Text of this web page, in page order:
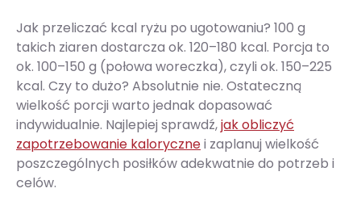
Jak przeliczać kcal ryżu po ugotowaniu? 100 g
takich ziaren dostarcza ok. 120–180 kcal. Porcja to
ok. 100–150 g (połowa woreczka), czyli ok. 150–225
kcal. Czy to dużo? Absolutnie nie. Ostateczną
wielkość porcji warto jednak dopasować
indywidualnie. Najlepiej sprawdź,jak obliczyć
zapotrzebowanie kalorycznei zaplanuj wielkość
poszczególnych posiłków adekwatnie do potrzeb i
celów.